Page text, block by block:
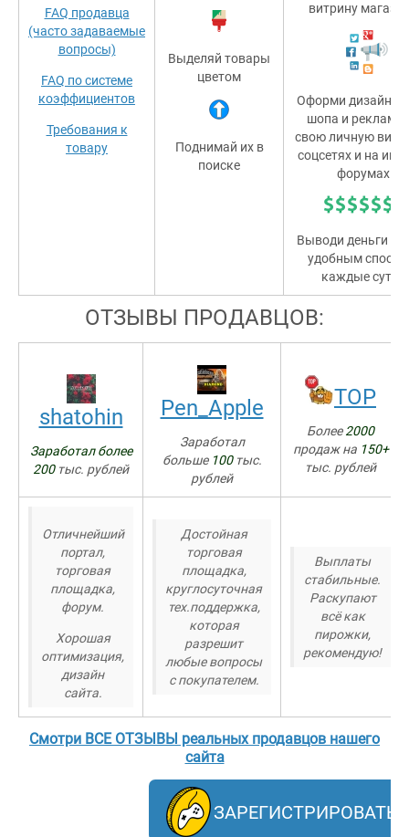
FAQ продавца
(часто задаваемые
вопросы)
FAQ по системе
коэффициентов
Требования к
товару
Выделяй товары
цветом
Поднимай их в
поиске
витрину
Оформи дизайн
шопа и
свою личную
соцсетях и на
форумах!
Выводи деньги
удобным
каждые сутки!
ОТЗЫВЫ ПРОДАВЦОВ:
shatohin
Заработал более
200тыс. рублей
Pen_Apple
Заработал
больше 100тыс.
рублей
TOP
Более2000
продаж на 150+
тыс. рублей
Отличнейший
портал,
торговая
площадка,
форум.
Хорошая
оптимизация,
дизайн
сайта.
Достойная
торговая
площадка,
круглосуточная
тех.поддержка,
которая
разрешит
любые вопросы
с покупателем.
Выплаты
стабильные.
Раскупают
всё как
пирожки,
рекомендую!
Смотри ВСЕ ОТЗЫВЫ реальных продавцов нашего
сайта